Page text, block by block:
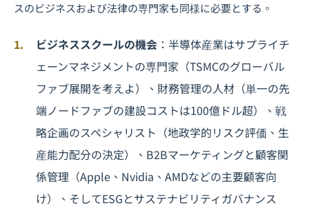
スのビジネスおよび法律の専門家も同様に必要とする。
ビジネススクールの機会 ：半導体産業はサプライチ
ェーンマネジメントの専門家（TSMCのグローバル
ファブ展開を考えよ）、財務管理の人材（単一の先
端ノードファブの建設コストは100億ドル超）、戦
略企画のスペシャリスト（地政学的リスク評価、生
産能力配分の決定）、B2Bマーケティングと顧客関
係管理（Apple、Nvidia、AMDなどの主要顧客向
け）、そしてESGとサステナビリティガバナンス